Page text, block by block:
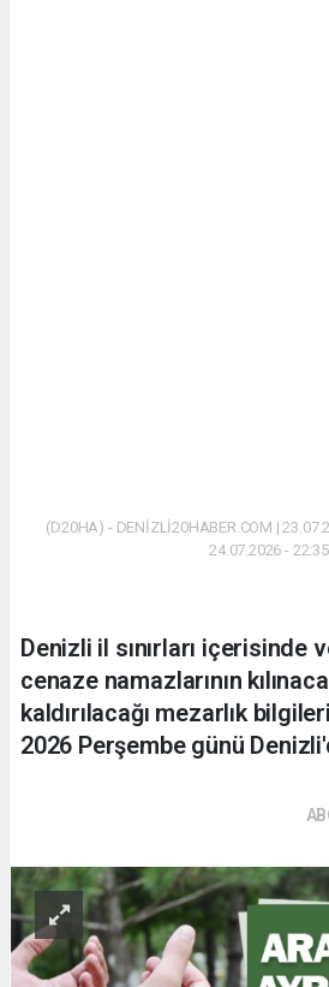
(D20HA) - DENİZLİ20HABER.COM |
24.07.2026 - 22:35
Denizli il sınırları içerisinde
cenaze namazlarının
kaldırılacağı mezarlık
2026 Perşembe günü